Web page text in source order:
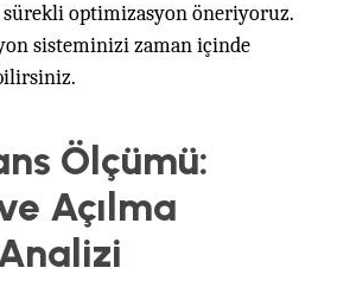
optimizasyon öneriyoruz.
sisteminizi zaman içinde
Ölçümü:
Açılma